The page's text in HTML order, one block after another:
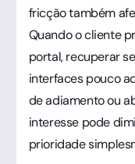
fricção também
Quando o cliente
portal, recuperar
interfaces pouco
de adiamento ou
interesse pode
prioridade